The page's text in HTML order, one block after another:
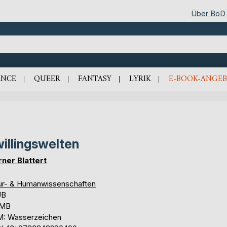
Über BoD
QUEER FANTASY LYRIK E-BOOK-
Blattert
& Humanwissenschaften
Wasserzeichen